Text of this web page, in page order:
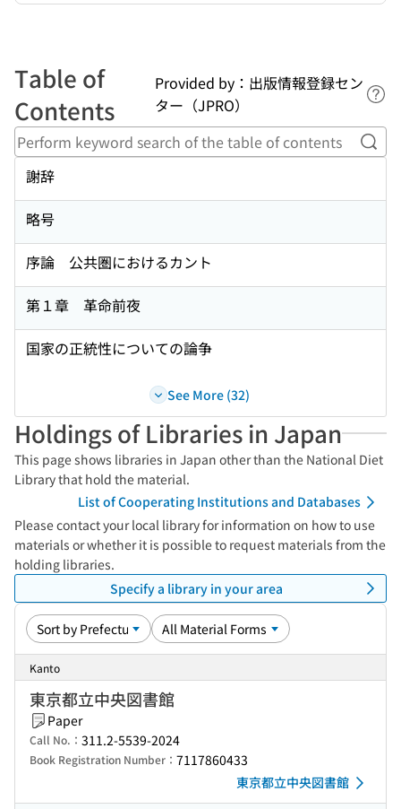
Table of
Contents
Provided by：出版情報登録セン
ター（JPRO）
謝辞
略号
序論 公共圏におけるカント
第１章 革命前夜
国家の正統性についての論争
See More (32)
Holdings of Libraries in Japan
This page shows libraries in Japan other than the National Diet
Library that hold the material.
List of Cooperating Institutions and Databases
Please contact your local library for information on how to use
materials or whether it is possible to request materials from the
holding libraries.
Specify a library in your area
Kanto
東京都立中央図書館
Paper
Call No.： 311.2-5539-2024
Book Registration Number： 7117860433
東京都立中央図書館